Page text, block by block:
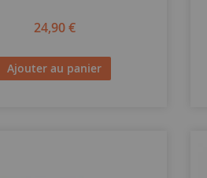
24,90 €
Ajouter au panier